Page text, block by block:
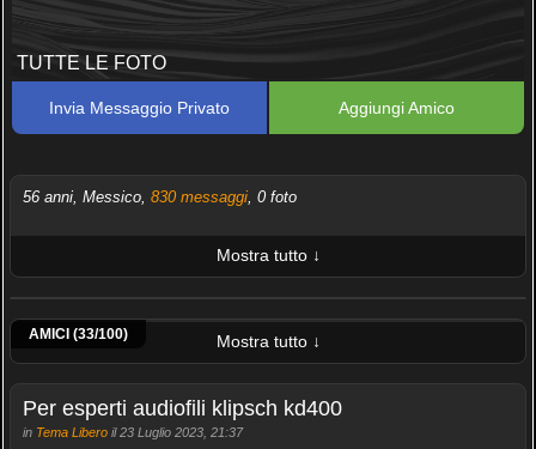
TUTTE LE FOTO
Invia Messaggio Privato Aggiungi Amico
56 anni, Messico, 830 messaggi, 0 foto
Mostra tutto ↓
ULTIME 10 FOTO PUBBLICATE
AMICI (33/100) Mostra tutto ↓
Per esperti audiofili klipsch kd400
in Tema Liberoil 23 Luglio 2023, 21:37